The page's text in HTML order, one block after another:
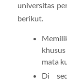
universitas
berikut.
mata
Di